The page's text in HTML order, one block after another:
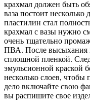
крахмал должен быть
ваза постоит
пластилин стал
крахмал с вазы нужно
очень тщательно
ПВА. После высыхания
сплошной пленкой.
эмульсионной краской
несколько слоев, чтобы
дело включайте свою
вы распишите свое